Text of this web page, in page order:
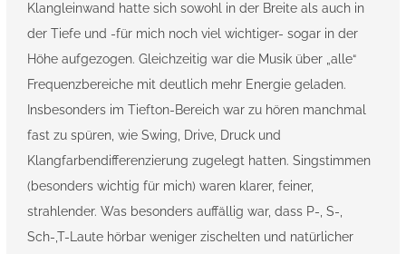
Klangleinwand hatte sich sowohl in der Breite als auch in
der Tiefe und -für mich noch viel wichtiger- sogar in der
Höhe aufgezogen. Gleichzeitig war die Musik über „alle“
Frequenzbereiche mit deutlich mehr Energie geladen.
Insbesonders im Tiefton-Bereich war zu hören manchmal
fast zu spüren, wie Swing, Drive, Druck und
Klangfarbendifferenzierung zugelegt hatten. Singstimmen
(besonders wichtig für mich) waren klarer, feiner,
strahlender. Was besonders auffällig war, dass P-, S-,
Sch-,T-Laute hörbar weniger zischelten und natürlicher